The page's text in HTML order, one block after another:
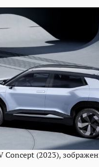
Concept (2023),